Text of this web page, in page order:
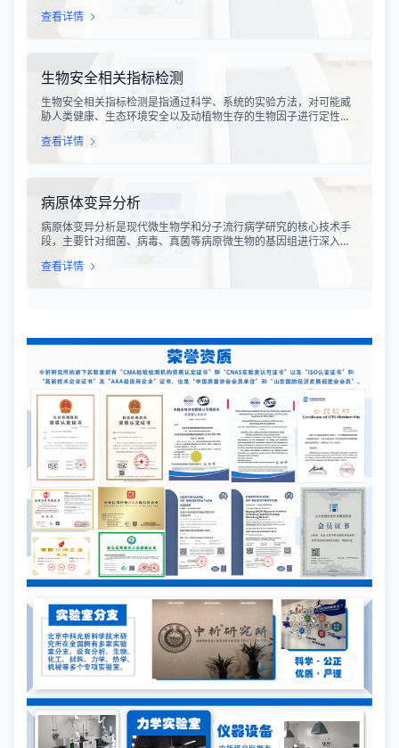
床应用，其材料安全性问题日益受到关注。脑机系统材料安全性检
查看详情
生物安全相关指标检测
生物安全相关指标检测是指通过科学、系统的实验方法，对可能威
胁人类健康、生态环境安全以及动植物生存的生物因子进行定性或
及新发突发传染病频发，生物安全已成为国家安全的重要组成部
查看详情
病原体变异分析
病原体变异分析是现代微生物学和分子流行病学研究的核心技术手
段，主要针对细菌、病毒、真菌等病原微生物的基因组进行深入研
的飞速发展，病原体变异分析已从传统的表型分析逐步转向基因型
查看详情